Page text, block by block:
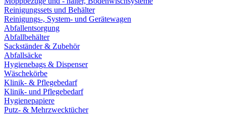
Reinigungssets und Behälter
Reinigungs-, System- und Gerätewagen
Abfallentsorgung
Abfallbehälter
Sackständer & Zubehör
Abfallsäcke
Hygienebags & Dispenser
Wäschekörbe
Klinik- & Pflegebedarf
Klinik- und Pflegebedarf
Hygienepapiere
Putz- & Mehrzwecktücher